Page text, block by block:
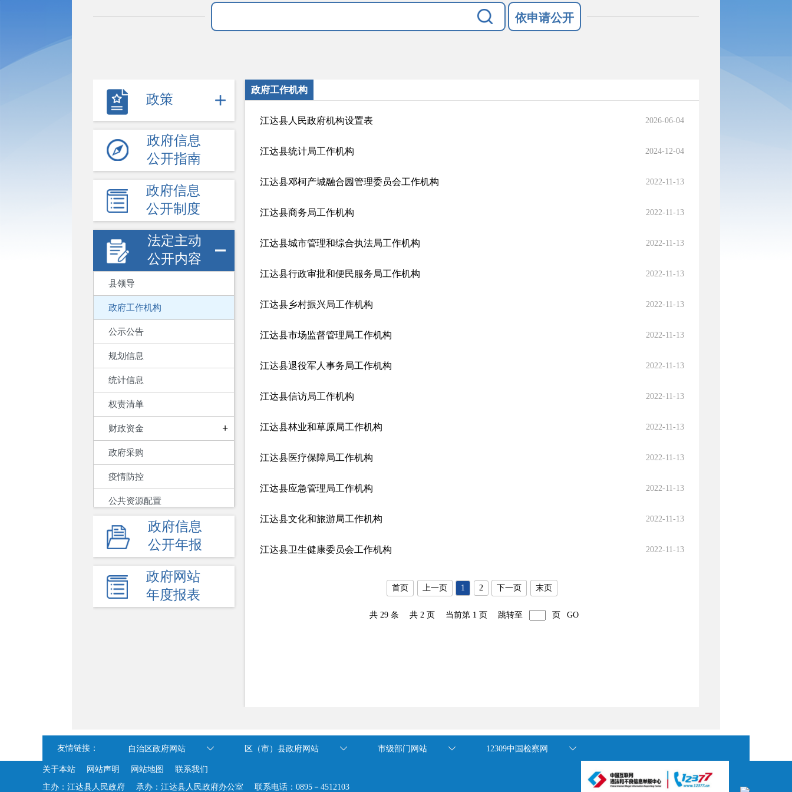
依申请公开
政策
政府信息
公开指南
政府信息
公开制度
法定主动
公开内容
县领导
政府工作机构
公示公告
规划信息
统计信息
权责清单
财政资金 +
政府采购
疫情防控
公共资源配置
重大建设项目
公益事业建设
其他主动公开内容
政府信息
公开年报
政府网站
年度报表
政府工作机构
江达县人民政府机构设置表 2026-06-04
江达县统计局工作机构 2024-12-04
江达县邓柯产城融合园管理委员会工作机构 2022-11-13
江达县商务局工作机构 2022-11-13
江达县城市管理和综合执法局工作机构 2022-11-13
江达县行政审批和便民服务局工作机构 2022-11-13
江达县乡村振兴局工作机构 2022-11-13
江达县市场监督管理局工作机构 2022-11-13
江达县退役军人事务局工作机构 2022-11-13
江达县信访局工作机构 2022-11-13
江达县林业和草原局工作机构 2022-11-13
江达县医疗保障局工作机构 2022-11-13
江达县应急管理局工作机构 2022-11-13
江达县文化和旅游局工作机构 2022-11-13
江达县卫生健康委员会工作机构 2022-11-13
首页 上一页 1 2 下一页 末页
共 29 条 共 2 页 当前第 1 页 跳转至 页 GO
友情链接： 自治区政府网站 区（市）县政府网站 市级部门网站 12309中国检察网
关于本站 网站声明 网站地图
联系我们
主办：江达县人民政府
承办：江达县人民政府办公室 联系电话：0895－4512103